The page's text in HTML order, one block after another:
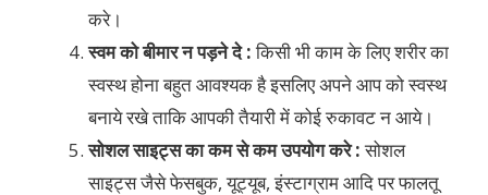
करे।
स्वम को बीमार न पड़ने दे :किसी भी काम के लिए शरीर का
स्वस्थ होना बहुत आवश्यक है इसलिए अपने आप को स्वस्थ
बनाये रखे ताकि आपकी तैयारी में कोई रुकावट न आये।
सोशल साइट्स का कम से कम उपयोग करे :सोशल
साइट्स जैसे फेसबुक, यूट्यूब, इंस्टाग्राम आदि पर फालतू